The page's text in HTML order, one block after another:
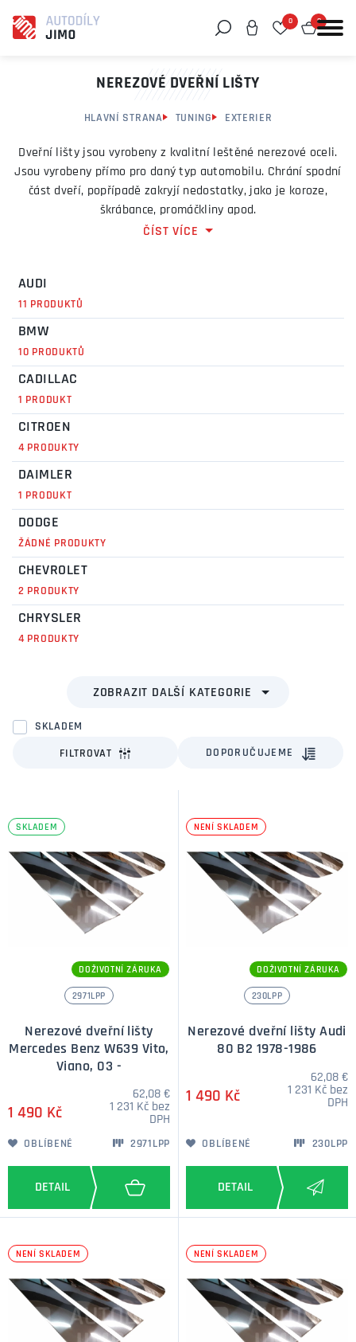
0 0
NEREZOVÉ DVEŘNÍ LIŠTY
HLAVNÍ STRANA TUNING EXTERIER
Dveřní lišty jsou vyrobeny z kvalitní leštěné nerezové oceli.
Jsou vyrobeny přímo pro daný typ automobilu. Chrání spodní
část dveří, popřípadě zakryjí nedostatky, jako je koroze,
škrábance, promáčkliny apod.
ČÍST VÍCE
AUDI
11 PRODUKTŮ
BMW
10 PRODUKTŮ
CADILLAC
1 PRODUKT
CITROEN
4 PRODUKTY
DAIMLER
1 PRODUKT
DODGE
ŽÁDNÉ PRODUKTY
CHEVROLET
2 PRODUKTY
CHRYSLER
4 PRODUKTY
SKLADEM
FILTROVAT DOPORUČUJEME
SKLADEM
DOŽIVOTNÍ ZÁRUKA
2971LPP
Nerezové dveřní lišty
Mercedes Benz W639 Vito,
Viano, 03 -
1 490 Kč
62,08 €
1 231 Kč bez
DPH
OBLÍBENÉ 2971LPP
NENÍ SKLADEM
DOŽIVOTNÍ ZÁRUKA
230LPP
Nerezové dveřní lišty Audi
80 B2 1978-1986
1 490 Kč
62,08 €
1 231 Kč bez
DPH
OBLÍBENÉ 230LPP
NENÍ SKLADEM NENÍ SKLADEM
Můžeme vám pomoci něco najít?